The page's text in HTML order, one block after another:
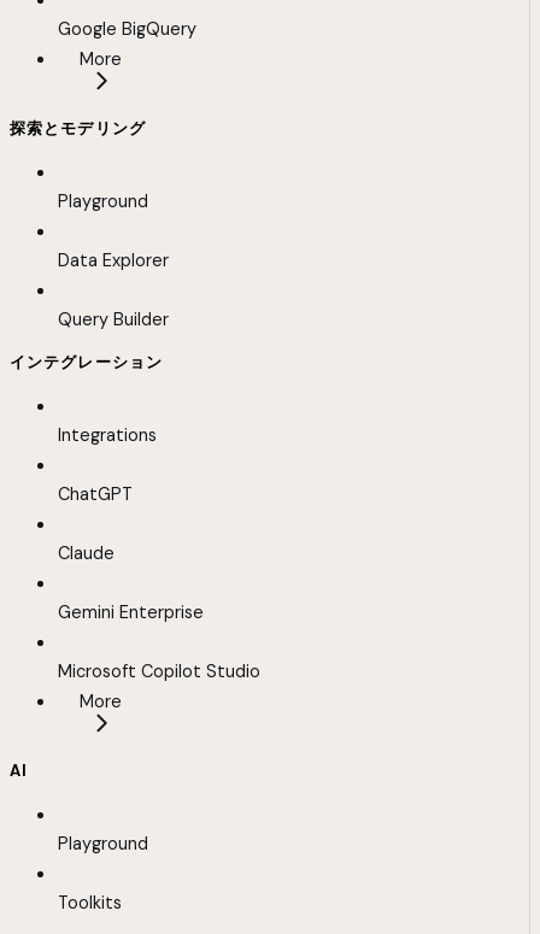
Google BigQuery
More
探索とモデリング
Playground
Data Explorer
Query Builder
インテグレーション
Integrations
ChatGPT
Claude
Gemini Enterprise
Microsoft Copilot Studio
More
AI
Playground
Toolkits